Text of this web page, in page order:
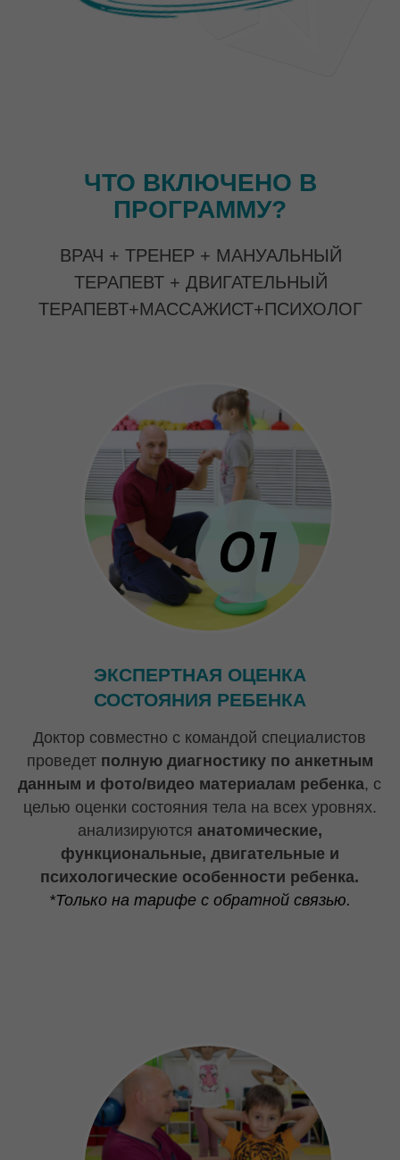
ОБУЧАЮЩИЕ ВИДЕО
УРОКИ
анализируютсяанатомические,
Вся программа будет представлена в видео
Состоит из блоков разных специфических
направлений коррекции:
Массаж лечебный
Мануальная терапия
Психосоматическая коррекция и
Двигательная коррекция
Игровое/общеразвивающее
Образовательное